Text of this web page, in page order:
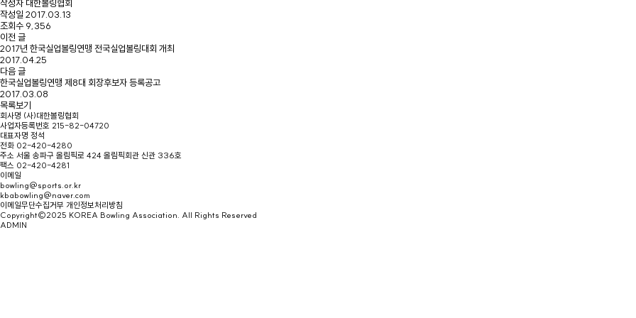
작성자 대한볼링협회
작성일 2017.03.13
조회수 9,356
이전 글
2017년 한국실업볼링연맹 전국실업볼링대회 개최
2017.04.25
다음 글
한국실업볼링연맹 제8대 회장후보자 등록공고
2017.03.08
목록보기
회사명 (사)대한볼링협회
사업자등록번호 215-82-04720
대표자명 정석
전화 02-420-4280
주소 서울 송파구 올림픽로 424 올림픽회관 신관 336호
팩스 02-420-4281
이메일
bowling@sports.or.kr
kbabowling@naver.com
이메일무단수집거부 개인정보처리방침
Copyright©2025 KOREA Bowling Association. All Rights Reserved
ADMIN